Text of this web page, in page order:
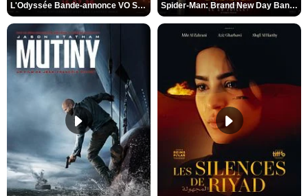
L'Odyssée Bande-annonce VO STFR Spider-Man: Brand New Day Bande-annonce VO STFR